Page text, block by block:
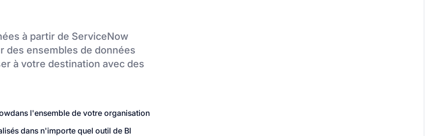
à partir de ServiceNow
des ensembles de données
à votre destination avec des
dans l'ensemble de votre organisation
dans n'importe quel outil de BI